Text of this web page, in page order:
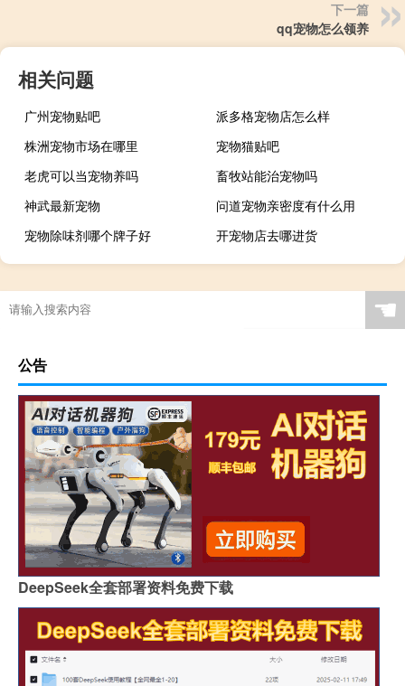
下一篇
qq宠物怎么领养
相关问题
广州宠物贴吧
派多格宠物店怎么样
株洲宠物市场在哪里
宠物猫贴吧
老虎可以当宠物养吗
畜牧站能治宠物吗
神武最新宠物
问道宠物亲密度有什么用
宠物除味剂哪个牌子好
开宠物店去哪进货
☚
公告
DeepSeek全套部署资料免费下载